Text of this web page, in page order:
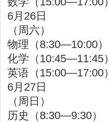
6月26日
（周六）
物理（8:30—10:00）
化学（10:45—11:45）
英语（15:00—17:00）
6月27日
（周日）
历史（8:30—9:30）